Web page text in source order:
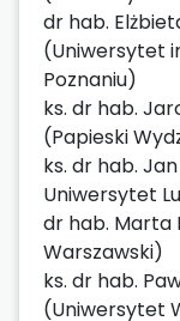
dr hab.
(Uniwersytet
Poznaniu)
ks. dr hab.
(Papieski
ks. dr hab.
Uniwersytet
dr hab. Marta
Warszawski)
ks. dr hab.
(Uniwersytet